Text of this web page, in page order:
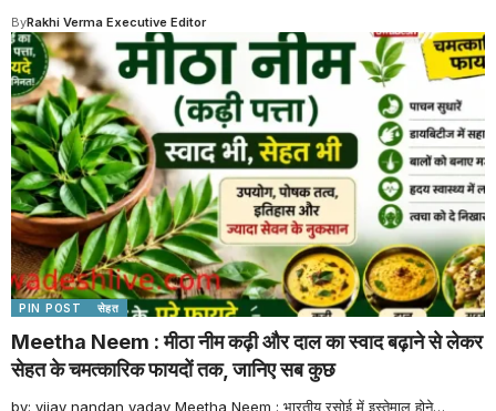
ByRakhi Verma Executive Editor
PIN POST सेहत
Meetha Neem : मीठा नीम कढ़ी और दाल का स्वाद बढ़ाने से लेकर
सेहत के चमत्कारिक फायदों तक, जानिए सब कुछ
by: vijay nandan yadav Meetha Neem : भारतीय रसोई में इस्तेमाल होने…